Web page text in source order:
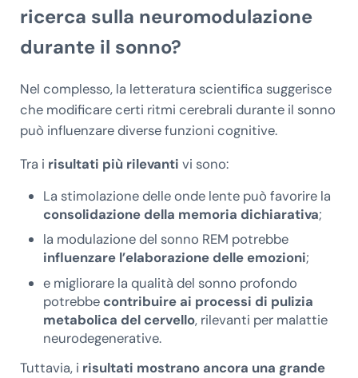
ricerca sulla neuromodulazione
durante il sonno?
Nel complesso, la letteratura scientifica suggerisce
che modificare certi ritmi cerebrali durante il sonno
può influenzare diverse funzioni cognitive.
Tra i risultati più rilevanti vi sono:
La stimolazione delle onde lente può favorire la
consolidazione della memoria dichiarativa;
la modulazione del sonno REM potrebbe
influenzare l’elaborazione delle emozioni;
e migliorare la qualità del sonno profondo
potrebbe contribuire ai processi di pulizia
metabolica del cervello, rilevanti per malattie
neurodegenerative.
Tuttavia, i risultati mostrano ancora una grande